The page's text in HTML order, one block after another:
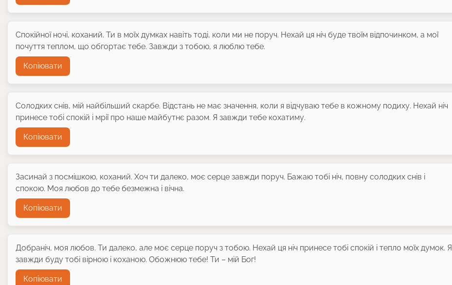
Спокійної ночі, коханий. Ти в моїх думках навіть тоді, коли ми не поруч. Нехай ця ніч буде твоїм відпочинком, а мої
почуття теплом, що обгортає тебе. Завжди з тобою, я люблю тебе.
Копіювати
Солодких снів, мій найбільший скарбе. Відстань не має значення, коли я відчуваю тебе в кожному подиху. Нехай ніч
принесе тобі спокій і мрії про наше майбутнє разом. Я завжди тебе кохатиму.
Копіювати
Засинай з посмішкою, коханий. Хоч ти далеко, моє серце завжди поруч. Бажаю тобі ніч, повну солодких снів і
спокою. Моя любов до тебе безмежна і вічна.
Копіювати
Добраніч, моя любов. Ти далеко, але моє серце поруч з тобою. Нехай ця ніч принесе тобі спокій і тепло моїх думок. Я
завжди буду тобі вірною і коханою. Обожнюю тебе! Ти – мій Бог!
Копіювати